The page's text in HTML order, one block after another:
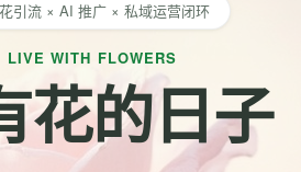
引流 × AI 推广 × 私域运营闭环
LIVE WITH FLOWERS
花的日子